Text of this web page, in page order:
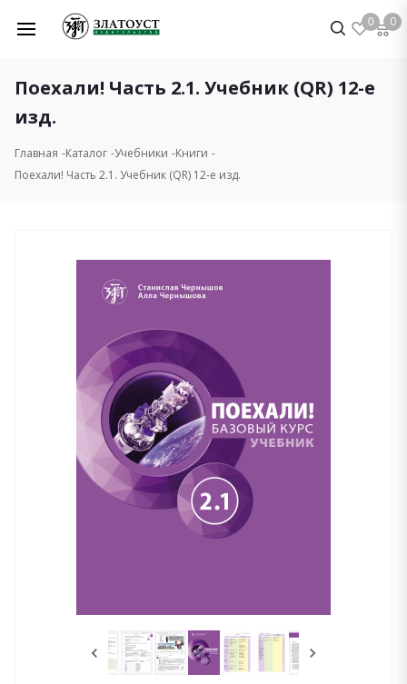
0 0
Поехали! Часть 2.1. Учебник (QR) 12-е
изд.
Главная Каталог Учебники Книги
Поехали! Часть 2.1. Учебник (QR) 12-е изд.